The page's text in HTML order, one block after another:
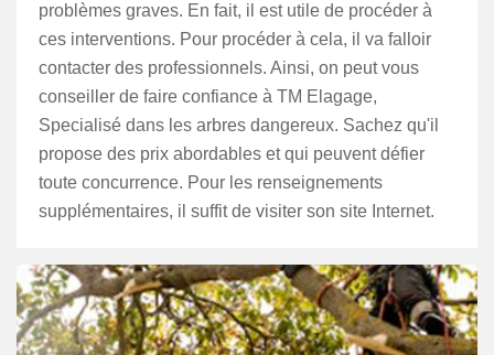
problèmes graves. En fait, il est utile de procéder à
ces interventions. Pour procéder à cela, il va falloir
contacter des professionnels. Ainsi, on peut vous
conseiller de faire confiance à TM Elagage,
Specialisé dans les arbres dangereux. Sachez qu'il
propose des prix abordables et qui peuvent défier
toute concurrence. Pour les renseignements
supplémentaires, il suffit de visiter son site Internet.